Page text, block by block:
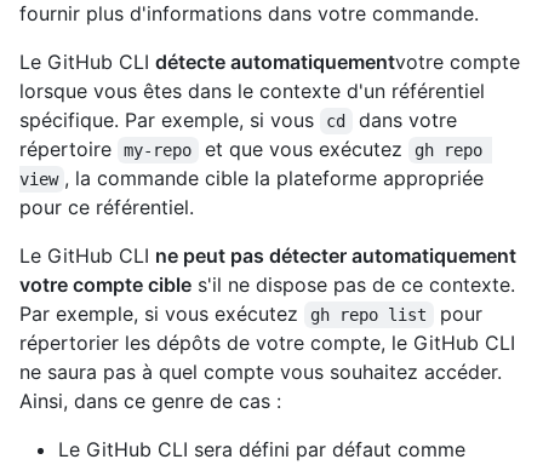
fournir plus d'informations dans votre commande.
Le GitHub CLI détecte automatiquementvotre compte
lorsque vous êtes dans le contexte d'un référentiel
spécifique. Par exemple, si vous
cd
dans votre
répertoire
my-repo et que vous exécutez
gh repo
view , la commande cible la plateforme appropriée
pour ce référentiel.
Le GitHub CLI ne peut pas détecter automatiquement
votre compte cible s'il ne dispose pas de ce contexte.
Par exemple, si vous exécutez
gh repo list
pour
répertorier les dépôts de votre compte, le GitHub CLI
ne saura pas à quel compte vous souhaitez accéder.
Ainsi, dans ce genre de cas :
Le GitHub CLI sera défini par défaut comme